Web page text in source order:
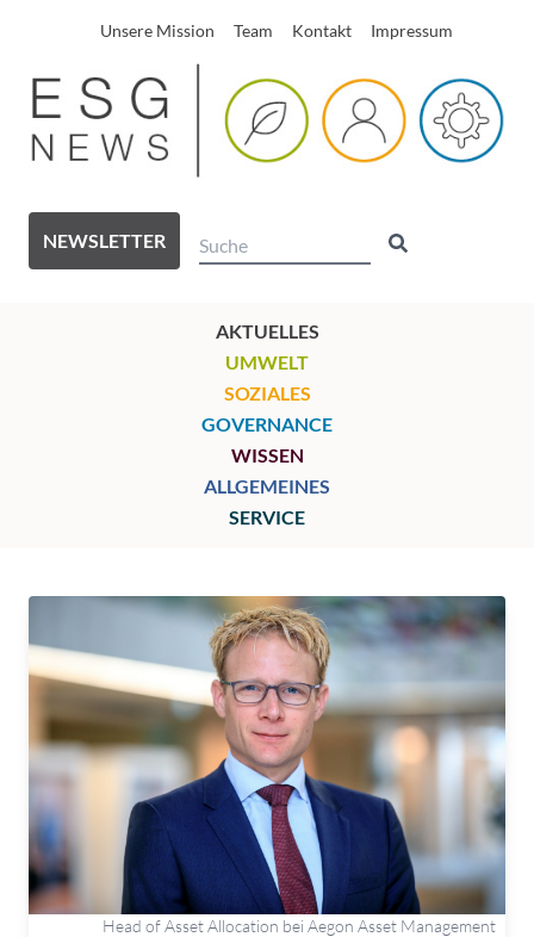
Unsere Mission Team Kontakt Impressum
NEWSLETTER
AKTUELLES
UMWELT
SOZIALES
GOVERNANCE
WISSEN
ALLGEMEINES
SERVICE
Head of Asset Allocation bei Aegon Asset Management